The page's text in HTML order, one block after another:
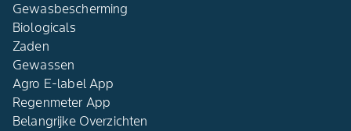
Gewasbescherming
Biologicals
Zaden
Gewassen
Agro E-label App
Regenmeter App
Belangrijke Overzichten